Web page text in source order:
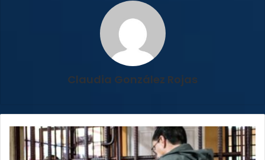
Claudia González Rojas
detiene